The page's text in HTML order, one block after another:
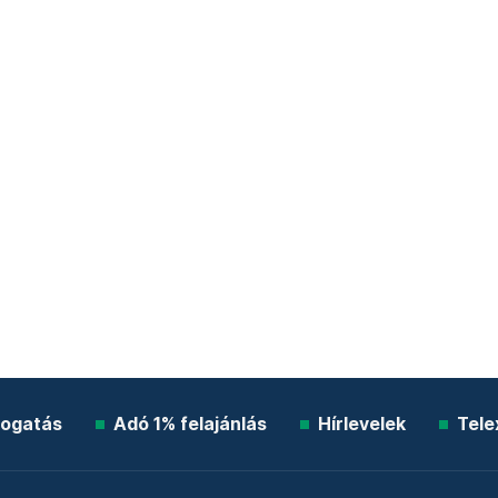
Adó 1% felajánlás Hírlevelek